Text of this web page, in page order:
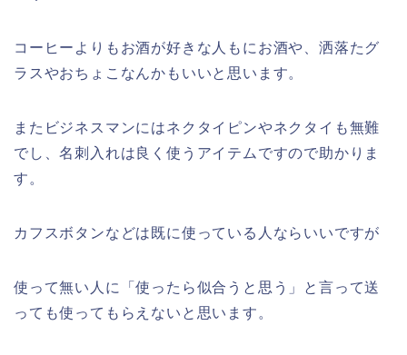
コーヒーよりもお酒が好きな人もにお酒や、洒落たグ
ラスやおちょこなんかもいいと思います。
またビジネスマンにはネクタイピンやネクタイも無難
でし、名刺入れは良く使うアイテムですので助かりま
す。
カフスボタンなどは既に使っている人ならいいですが
使って無い人に「使ったら似合うと思う」と言って送
っても使ってもらえないと思います。